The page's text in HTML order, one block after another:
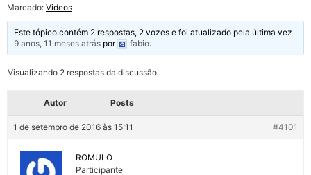
Marcado: Videos
Este tópico contém 2 respostas, 2 vozes e foi atualizado pela última vez
9 anos, 11 meses atrás por fabio.
Visualizando 2 respostas da discussão
Autor Posts
1 de setembro de 2016 às 15:11 #4101
ROMULO
Participante